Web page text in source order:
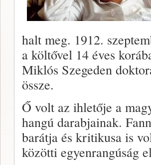
halt meg. 1912.
a költővel 14 éves
Miklós Szegeden
össze.
Ő volt az ihletője a
hangú darabjainak.
barátja és kritikusa is
közötti egyenrangúság